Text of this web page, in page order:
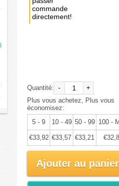
commande
directement!
Quantité: -
+
Plus vous achetez, Plus vous
économisez:
5 - 9
10 - 49 50 - 99 100 -
€33,92 €33,57 €33,21
Ajouter au panier